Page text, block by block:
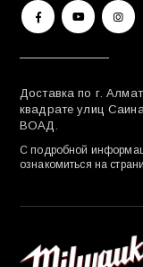
Доставка по г.
квадрате улиц
ВОАД.
С подробной
ознакомиться на